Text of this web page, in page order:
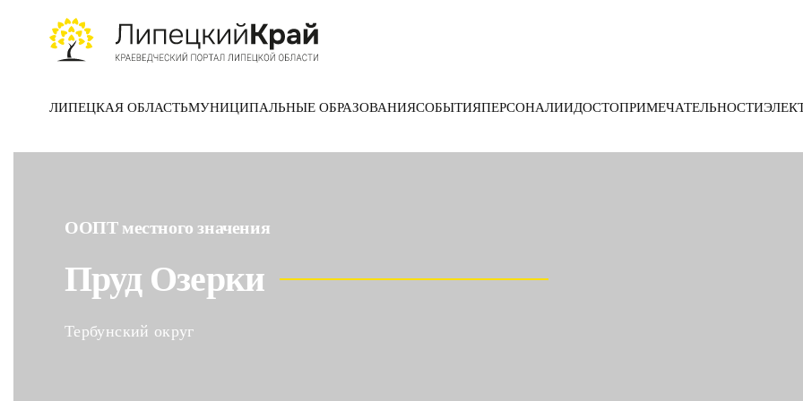
Skip to main content
ЛИПЕЦКАЯ ОБЛАСТЬМУНИЦИПАЛЬНЫЕ ОБРАЗОВАНИЯСОБЫТИЯПЕРСОНАЛИИДОСТОПРИМЕЧАТЕЛЬНОСТИ
ООПТ местного значения
Пруд Озерки
Тербунский округ